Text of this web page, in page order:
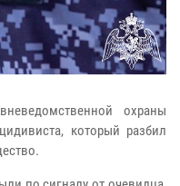
охраны
который разбил